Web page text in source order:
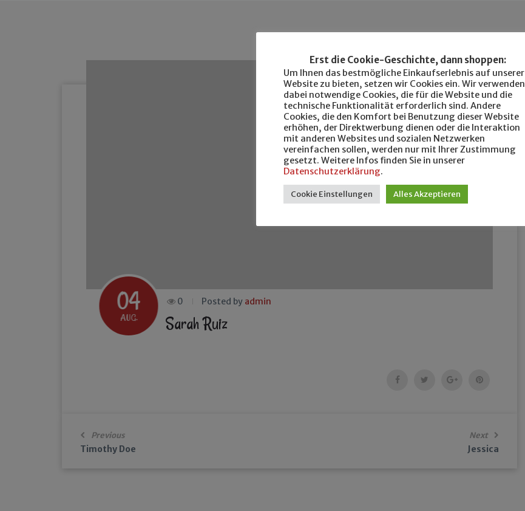
04
AUG.
0 Posted by admin
Sarah Ruiz
Next
Jessica
Previous
Timothy Doe
Erst die Cookie-Geschichte, dann shoppen:
Um Ihnen das bestmögliche Einkaufserlebnis auf unserer
Website zu bieten, setzen wir Cookies ein. Wir verwenden
dabei notwendige Cookies, die für die Website und die
technische Funktionalität erforderlich sind. Andere
Cookies, die den Komfort bei Benutzung dieser Website
erhöhen, der Direktwerbung dienen oder die Interaktion
mit anderen Websites und sozialen Netzwerken
vereinfachen sollen, werden nur mit Ihrer Zustimmung
gesetzt. Weitere Infos finden Sie in unserer
Datenschutzerklärung.
Cookie Einstellungen Alles Akzeptieren